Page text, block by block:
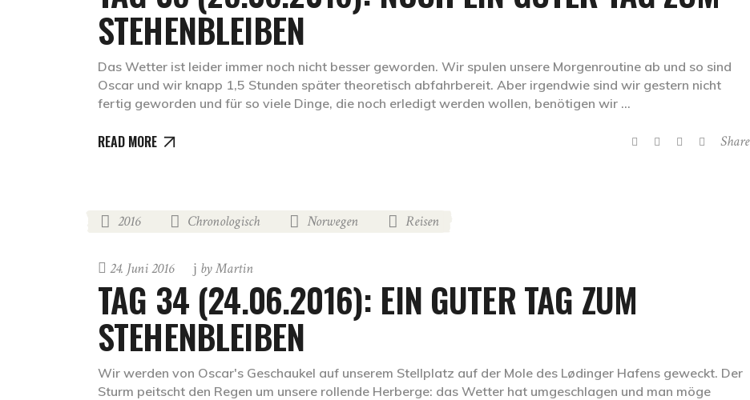
STEHENBLEIBEN
Das Wetter ist leider immer noch nicht besser geworden. Wir spulen unsere Morgenroutine ab und so sind
Oscar und wir knapp 1,5 Stunden später theoretisch abfahrbereit. Aber irgendwie sind wir gestern nicht
fertig geworden und für so viele Dinge, die noch erledigt werden wollen, benötigen wir
READ MORE Share
2016 Chronologisch Norwegen Reisen
24. Juni 2016 byMartin
TAG 34 (24.06.2016): EIN GUTER TAG ZUM
STEHENBLEIBEN
Wir werden von Oscar's Geschaukel auf unserem Stellplatz auf der Mole des Lødinger Hafens geweckt. Der
Sturm peitscht den Regen um unsere rollende Herberge: das Wetter hat umgeschlagen und man möge